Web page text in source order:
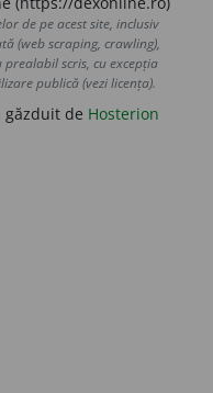
de pe acest site, inclusiv
(web scraping, crawling),
scris, cu excepția
publică (vezi licența).
găzduit de Hosterion